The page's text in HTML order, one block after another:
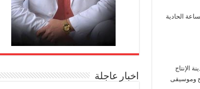
الحادية
الإنتاج
وموسيقى
اخبار عاجلة